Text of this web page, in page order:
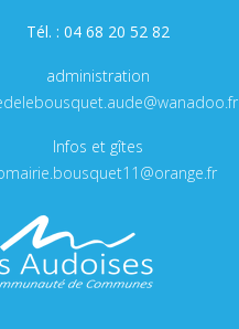
Tél. : 04 68 20 52 82
administration
Infos et gîtes